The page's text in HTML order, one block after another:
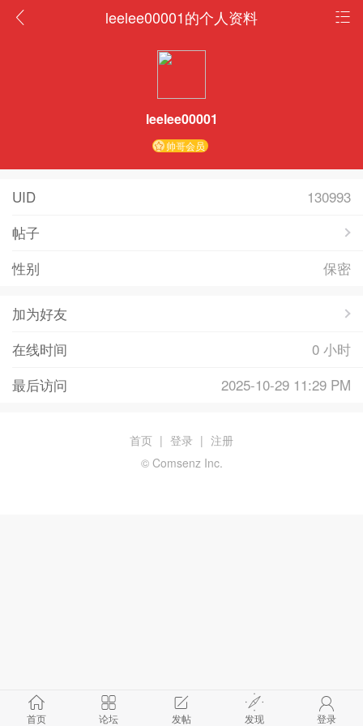
leelee00001的个人资料
leelee00001
帅哥会员
UID
130993
帖子
性别
保密
加为好友
在线时间
0 小时
最后访问
2025-10-29 11:29 PM
首页 论坛 发帖 发现 登录
首页 | 登录 | 注册
© Comsenz Inc.